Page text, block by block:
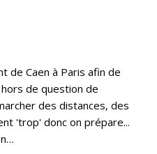
de Caen à Paris afin de
de question de
des distances, des
'trop' donc on prépare...